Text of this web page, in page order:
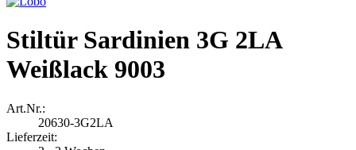
Stiltür Sardinien 3G 2LA
Weißlack 9003
Art.Nr.:
20630-3G2LA
Lieferzeit: